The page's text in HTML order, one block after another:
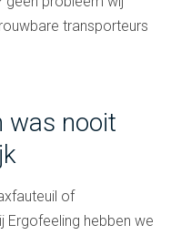
transporteurs
was nooit
of
Ergofeeling hebben we